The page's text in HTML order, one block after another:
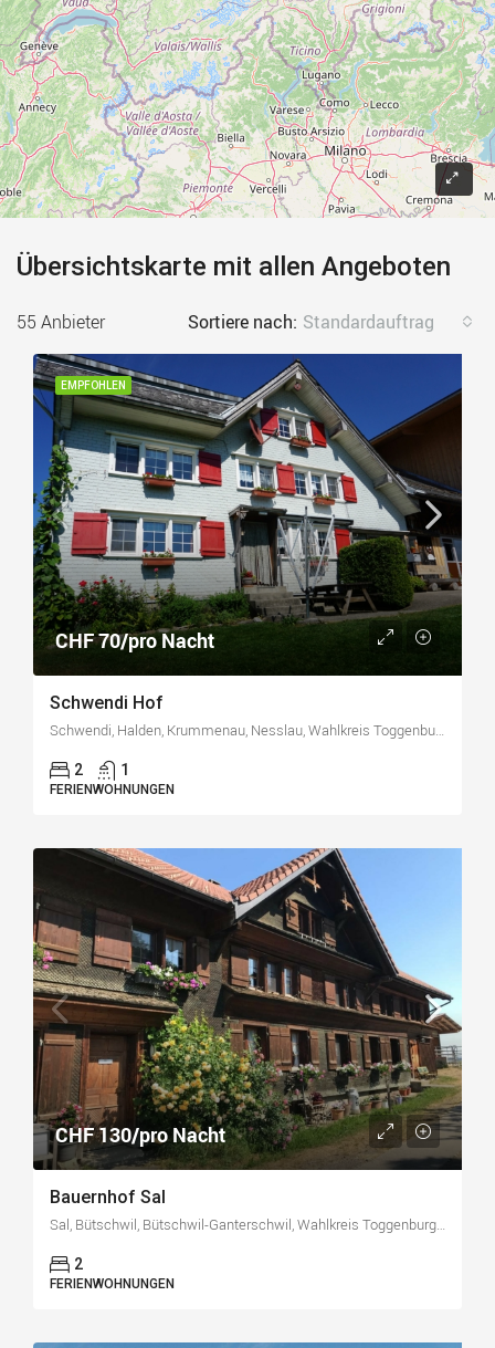
Übersichtskarte mit allen Angeboten
55 Anbieter Sortiere nach: Standardauftrag
EMPFOHLEN
CHF 70/pro Nacht
Schwendi Hof
Schwendi, Halden, Krummenau, Nesslau, Wahlkreis Toggenburg, St. Gallen, 9651, Schweiz/Suisse/Svizzera/Svizra
2 1
FERIENWOHNUNGEN
CHF 130/pro Nacht
Bauernhof Sal
Sal, Bütschwil, Bütschwil-Ganterschwil, Wahlkreis Toggenburg, Sankt Gallen, 9606, Schweiz
2
FERIENWOHNUNGEN